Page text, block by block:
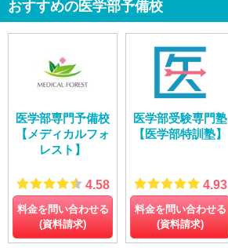
おすすめの医学部予備校
医学部専門予備校
【メディカルフォ
レスト】
4.58
料金を問い合わせる
(資料請求)
医学部受験専門塾
【医学部特訓塾】
4.93
料金を問い合わせる
(資料請求)